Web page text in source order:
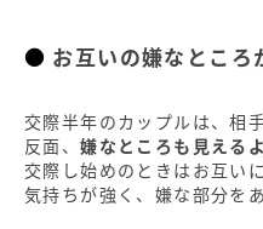
お互いの嫌なところ
交際半年のカップルは、相
反面、嫌なところも見える
交際し始めのときはお互い
気持ちが強く、嫌な部分を